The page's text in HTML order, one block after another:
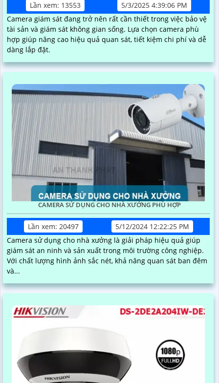
Lần xem: 13553
5/3/2025 4:39:06 PM
Camera giám sát đang trở nên rất cần thiết trong việc bảo vệ
tài sản và giám sát không gian sống. Lựa chọn camera phù
hợp giúp nâng cao hiệu quả quan sát, tiết kiệm chi phí và dễ
dàng lắp đặt.
CAMERA SỬ DỤNG CHO NHÀ XƯỞNG PHÙ HỢP
Lần xem: 20497
5/12/2024 12:22:25 PM
Camera sử dụng cho nhà xưởng là giải pháp hiệu quả giúp
giám sát an ninh và sản xuất trong môi trường công nghiệp.
Với chất lượng hình ảnh sắc nét, khả năng quan sát ban đêm
và...